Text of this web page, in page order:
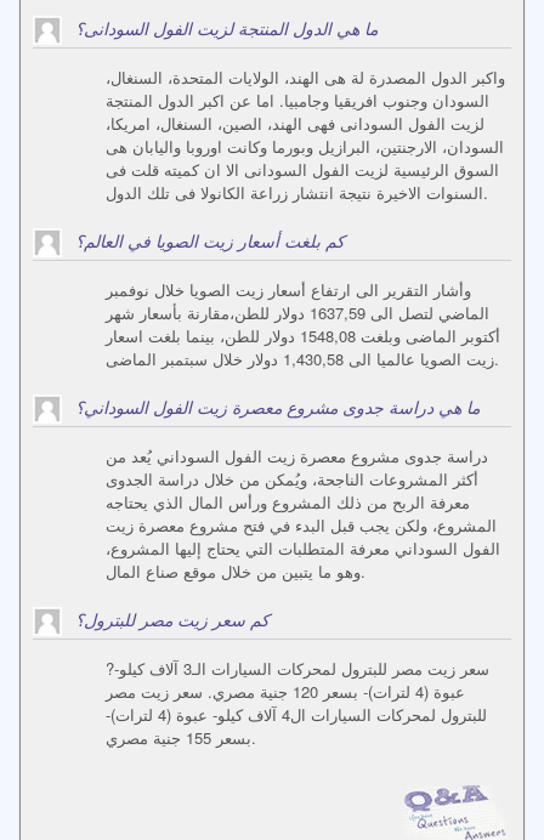
ما هي الدول المنتجة لزيت الفول السودانى؟
واكبر الدول المصدرة لة هى الهند، الولايات المتحدة، السنغال،
السودان وجنوب افريقيا وجامبيا. اما عن اكبر الدول المنتجة
لزيت الفول السودانى فهى الهند، الصين، السنغال، امريكا،
السودان، الارجنتين، البرازيل وبورما وكانت اوروبا واليابان هى
السوق الرئيسية لزيت الفول السودانى الا ان كميته قلت فى
السنوات الاخيرة نتيجة انتشار زراعة الكانولا فى تلك الدول.
كم بلغت أسعار زيت الصويا في العالم؟
وأشار التقرير الى ارتفاع أسعار زيت الصويا خلال نوفمبر
الماضي لتصل الى 1637,59 دولار للطن،مقارنة بأسعار شهر
أكتوبر الماضى وبلغت 1548,08 دولار للطن، بينما بلغت اسعار
زيت الصويا عالميا الى 1,430,58 دولار خلال سبتمبر الماضى.
ما هي دراسة جدوى مشروع معصرة زيت الفول السوداني؟
دراسة جدوى مشروع معصرة زيت الفول السوداني يُعد من
أكثر المشروعات الناجحة، ويُمكن من خلال دراسة الجدوى
معرفة الربح من ذلك المشروع ورأس المال الذي يحتاجه
المشروع، ولكن يجب قبل البدء في فتح مشروع معصرة زيت
الفول السوداني معرفة المتطلبات التي يحتاج إليها المشروع،
وهو ما يتبين من خلال موقع صناع المال.
كم سعر زيت مصر للبترول؟
?سعر زيت مصر للبترول لمحركات السيارات الـ3 آلاف كيلو-
عبوة (4 لترات)- بسعر 120 جنية مصري. سعر زيت مصر
للبترول لمحركات السيارات ال4 آلاف كيلو- عبوة (4 لترات)-
بسعر 155 جنية مصري.